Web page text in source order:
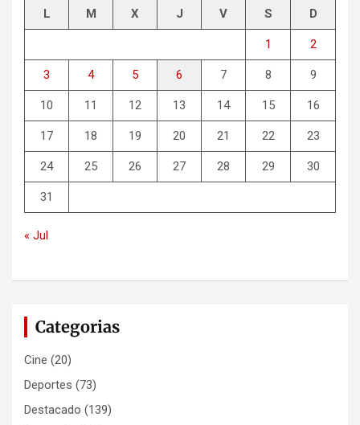
L M X J V S D
1 2
3 4 5 6 7 8 9
10 11 12 13 14 15 16
17 18 19 20 21 22 23
24 25 26 27 28 29 30
31
« Jul
Categorias
Cine (20)
Deportes (73)
Destacado (139)